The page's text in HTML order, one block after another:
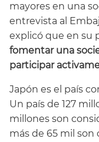
mayores en una
entrevista al
explicó que en su
fomentar una
participar
Japón es el país
Un país de 127
millones son
más de 65 mil son